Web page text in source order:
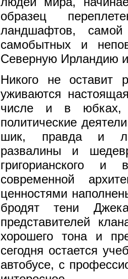
образец
ландшафтов, самой
самобытных и
Северную Ирландию
Никого не оставит
уживаются
числе и в юбках,
политические
шик, правда и
развалины и
григорианского и
современной
ценностями
бродят тени
представителей
хорошего тона и
сегодня остается
автобусе, с